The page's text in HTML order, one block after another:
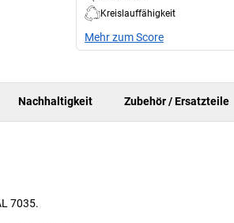
Kreislauffähigkeit
Mehr zum Score
Nachhaltigkeit Zubehör / Ersatzteile
7035.